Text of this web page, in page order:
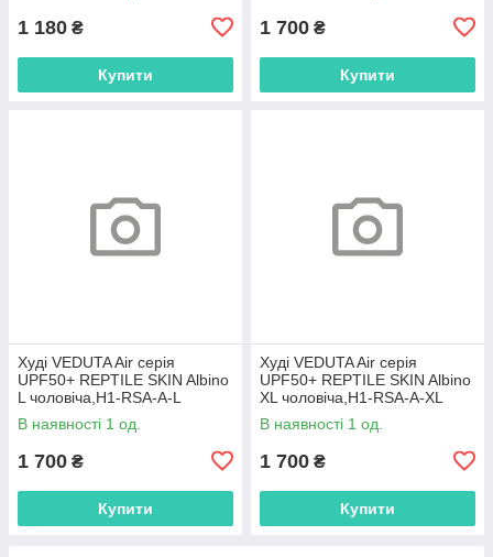
1 180 ₴
Купити
1 700 ₴
Купити
Худі VEDUTA Air серія
UPF50+ REPTILE SKIN Albino
L чоловіча,H1-RSA-A-L
В наявності 1 од.
1 700 ₴
Купити
Худі VEDUTA Air серія
UPF50+ REPTILE SKIN Albino
XL чоловіча,H1-RSA-A-XL
В наявності 1 од.
1 700 ₴
Купити